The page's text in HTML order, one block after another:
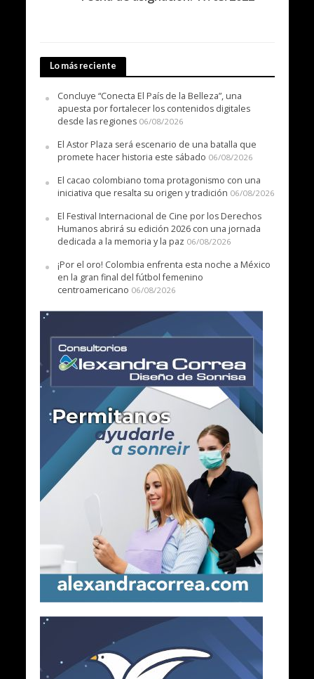
Lo más reciente
Concluye “Conecta El País de la Belleza”, una
apuesta por fortalecer los contenidos digitales
desde las regiones 06/08/2026
El Astor Plaza será escenario de una batalla que
promete hacer historia este sábado 06/08/2026
El cacao colombiano toma protagonismo con una
iniciativa que resalta su origen y tradición 06/08/2026
El Festival Internacional de Cine por los Derechos
Humanos abrirá su edición 2026 con una jornada
dedicada a la memoria y la paz 06/08/2026
¡Por el oro! Colombia enfrenta esta noche a México
en la gran final del fútbol femenino
centroamericano 06/08/2026